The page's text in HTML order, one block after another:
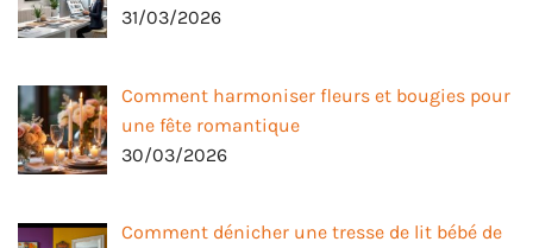
31/03/2026
Comment harmoniser fleurs et bougies pour
une fête romantique
30/03/2026
Comment dénicher une tresse de lit bébé de